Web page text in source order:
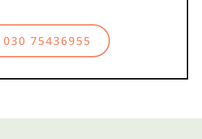
030 75436955